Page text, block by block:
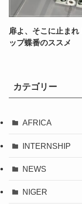
扉よ、そこに止まれ
ップ蝶番のススメ
カテゴリー
AFRICA
INTERNSHIP
NEWS
NIGER